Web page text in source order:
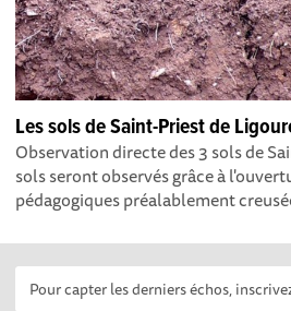
Les sols de Saint-Priest de
Observation directe des 3 sols de
sols seront observés grâce à
pédagogiques préalablement